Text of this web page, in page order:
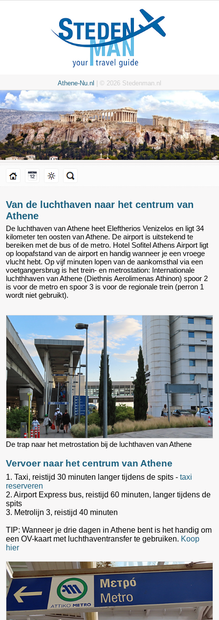
Athene-Nu.nl | © 2026 Stedenman.nl
Van de luchthaven naar het centrum van
Athene
De luchthaven van Athene heet Eleftherios Venizelos en ligt 34
kilometer ten oosten van Athene. De airport is uitstekend te
bereiken met de bus of de metro. Hotel Sofitel Athens Airport ligt
op loopafstand van de airport en handig wanneer je een vroege
vlucht hebt. Op vijf minuten lopen van de aankomsthal via een
voetgangersbrug is het trein- en metrostation: Internationale
luchthhaven van Athene (Diethnis Aerolimenas Athinon) spoor 2
is voor de metro en spoor 3 is voor de regionale trein (perron 1
wordt niet gebruikt).
De trap naar het metrostation bij de luchthaven van Athene
Vervoer naar het centrum van Athene
1. Taxi, reistijd 30 minuten langer tijdens de spits - taxi
reserveren
2. Airport Express bus, reistijd 60 minuten, langer tijdens de
spits
3. Metrolijn 3, reistijd 40 minuten
TIP: Wanneer je drie dagen in Athene bent is het handig om
een OV-kaart met luchthaventransfer te gebruiken. Koop
hier